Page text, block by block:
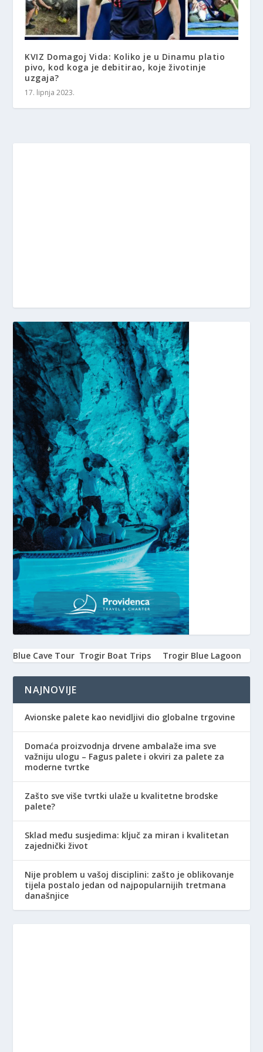
KVIZ Domagoj Vida: Koliko je u Dinamu platio
pivo, kod koga je debitirao, koje životinje
uzgaja?
17. lipnja 2023.
Blue Cave Tour Trogir Boat Trips Trogir Blue Lagoon
NAJNOVIJE
Avionske palete kao nevidljivi dio globalne trgovine
Domaća proizvodnja drvene ambalaže ima sve
važniju ulogu – Fagus palete i okviri za palete za
moderne tvrtke
Zašto sve više tvrtki ulaže u kvalitetne brodske
palete?
Sklad među susjedima: ključ za miran i kvalitetan
zajednički život
Nije problem u vašoj disciplini: zašto je oblikovanje
tijela postalo jedan od najpopularnijih tretmana
današnjice